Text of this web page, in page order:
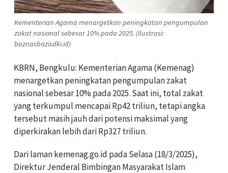
Kementerian Agama menargetkan peningkatan pengumpulan
zakat nasional sebesar 10% pada 2025. (ilustrasi:
baznasbazisdki.id)
KBRN, Bengkulu: Kementerian Agama (Kemenag)
menargetkan peningkatan pengumpulan zakat
nasional sebesar 10% pada 2025. Saat ini, total zakat
yang terkumpul mencapai Rp42 triliun, tetapi angka
tersebut masih jauh dari potensi maksimal yang
diperkirakan lebih dari Rp327 triliun.
Dari laman kemenag.go.id pada Selasa (18/3/2025),
Direktur Jenderal Bimbingan Masyarakat Islam